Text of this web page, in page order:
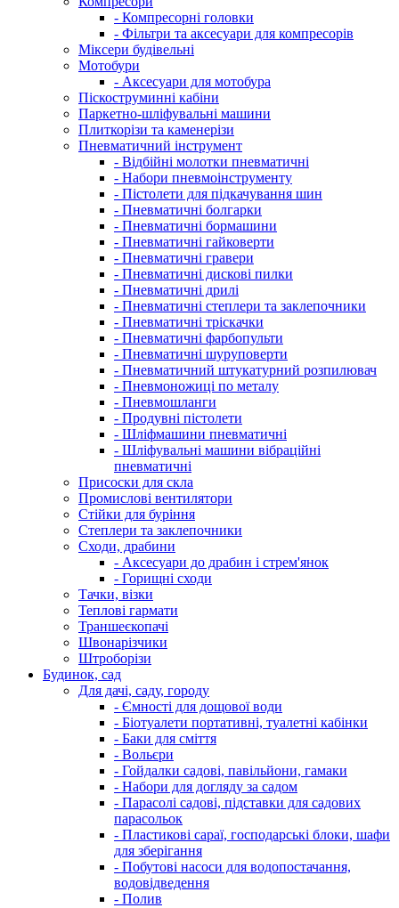
- Компресорні головки
- Фільтри та аксесуари для компресорів
Міксери будівельні
Мотобури
- Аксесуари для мотобура
Піскоструминні кабіни
Паркетно-шліфувальні машини
Плиткорізи та каменерізи
Пневматичний інструмент
- Відбійні молотки пневматичні
- Набори пневмоінструменту
- Пістолети для підкачування шин
- Пневматичні болгарки
- Пневматичні бормашини
- Пневматичні гайковерти
- Пневматичні гравери
- Пневматичні дискові пилки
- Пневматичні дрилі
- Пневматичні степлери та заклепочники
- Пневматичні тріскачки
- Пневматичні фарбопульти
- Пневматичні шуруповерти
- Пневматичний штукатурний розпилювач
- Пневмоножиці по металу
- Пневмошланги
- Продувні пістолети
- Шліфмашини пневматичні
- Шліфувальні машини вібраційні
пневматичні
Присоски для скла
Промислові вентилятори
Стійки для буріння
Степлери та заклепочники
Сходи, драбини
- Аксесуари до драбин і стрем'янок
- Горищні сходи
Тачки, візки
Теплові гармати
Траншеєкопачі
Швонарізчики
Штроборізи
Будинок, сад
Для дачі, саду, городу
- Ємності для дощової води
- Біотуалети портативні, туалетні кабінки
- Баки для сміття
- Вольєри
- Гойдалки садові, павільйони, гамаки
- Набори для догляду за садом
- Парасолі садові, підставки для садових
парасольок
- Пластикові сараї, господарські блоки, шафи
для зберігання
- Побутові насоси для водопостачання,
водовідведення
- Полив